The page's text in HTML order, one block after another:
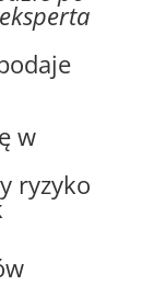
w
ryzyko